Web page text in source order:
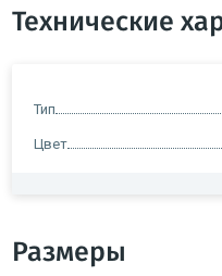
Технические
Тип
Цвет
Размеры